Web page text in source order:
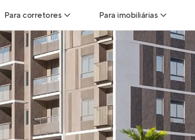
Para corretores
Leads para Corretores
Corretor+
Parcerias imobiliárias
Hub de Corretores
Para imobiliárias
Leads para
Hub de imobiliárias
Anunciar imóveis